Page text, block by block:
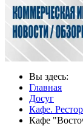
Вы здесь:
Главная
Досуг
Кафе.
Кафе